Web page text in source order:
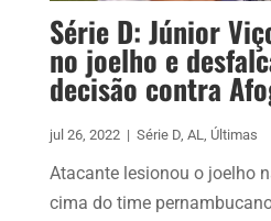
Série D: Júnior
no joelho e
decisão contra
jul 26, 2022 | Série D, AL, Últimas
Atacante lesionou o joelho
cima do time